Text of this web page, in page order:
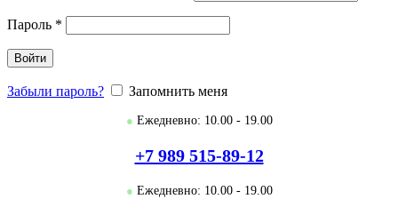
Пароль *
Войти
Забыли пароль? Запомнить меня
● Ежедневно: 10.00 - 19.00
+7 989 515-89-12
● Ежедневно: 10.00 - 19.00